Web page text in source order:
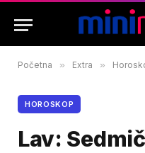
Početna » Extra »
HOROSKOP
Lav: